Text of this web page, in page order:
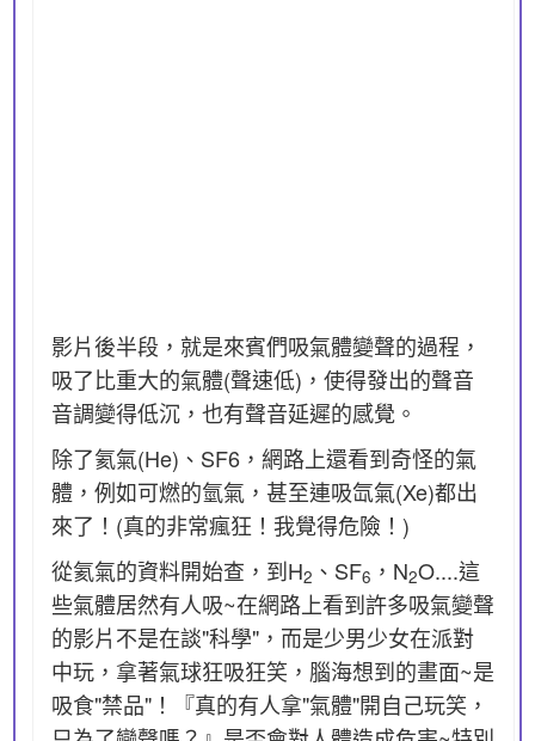
影片後半段，就是來賓們吸氣體變聲的過程，
吸了比重大的氣體(聲速低)，使得發出的聲音
音調變得低沉，也有聲音延遲的感覺。
除了氦氣(He)、SF6，網路上還看到奇怪的氣
體，例如可燃的氫氣，甚至連吸氙氣(Xe)都出
來了！(真的非常瘋狂！我覺得危險！)
從氦氣的資料開始查，到H2 、SF6 ，N2O....這
些氣體居然有人吸~在網路上看到許多吸氣變聲
的影片不是在談"科學"，而是少男少女在派對
中玩，拿著氣球狂吸狂笑，腦海想到的畫面~是
吸食"禁品"！『真的有人拿"氣體"開自己玩笑，